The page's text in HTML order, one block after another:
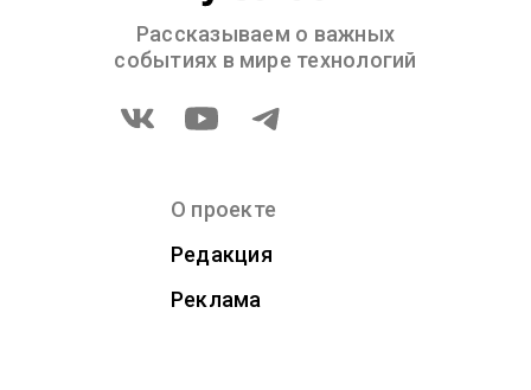
Рассказываем о важных
событиях в мире технологий
О проекте
Редакция
Реклама